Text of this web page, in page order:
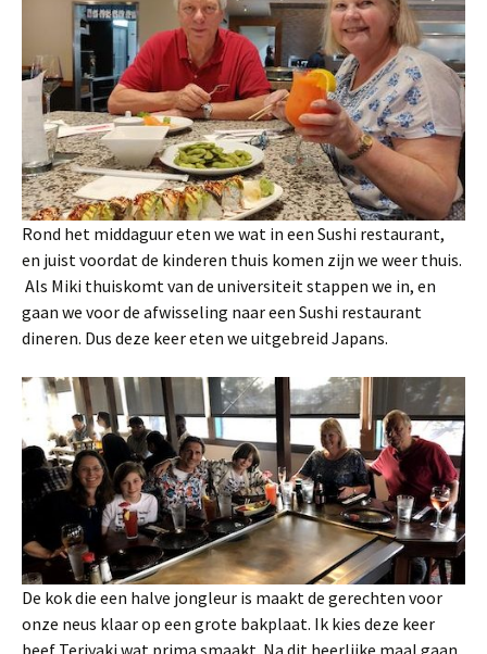
Rond het middaguur eten we wat in een Sushi restaurant,
en juist voordat de kinderen thuis komen zijn we weer thuis.
Als Miki thuiskomt van de universiteit stappen we in, en
gaan we voor de afwisseling naar een Sushi restaurant
dineren. Dus deze keer eten we uitgebreid Japans.
De kok die een halve jongleur is maakt de gerechten voor
onze neus klaar op een grote bakplaat. Ik kies deze keer
beef Teriyaki wat prima smaakt. Na dit heerlijke maal gaan